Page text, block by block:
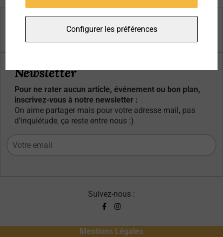
Newsletter
Pour ne rater aucun article, événement ou bon plan,
inscrivez-vous à notre newsletter :
On aime partager mais pour votre adresse mail, pas
d’inquiétude, ça reste entre nous :)
Suivez-nous :
Mentions Légales
Configurer les préférences